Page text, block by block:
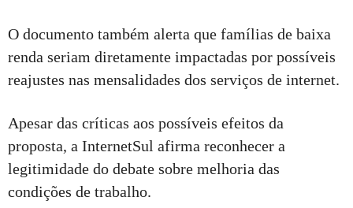
O documento também alerta que famílias de baixa
renda seriam diretamente impactadas por possíveis
reajustes nas mensalidades dos serviços de internet.
Apesar das críticas aos possíveis efeitos da
proposta, a InternetSul afirma reconhecer a
legitimidade do debate sobre melhoria das
condições de trabalho.